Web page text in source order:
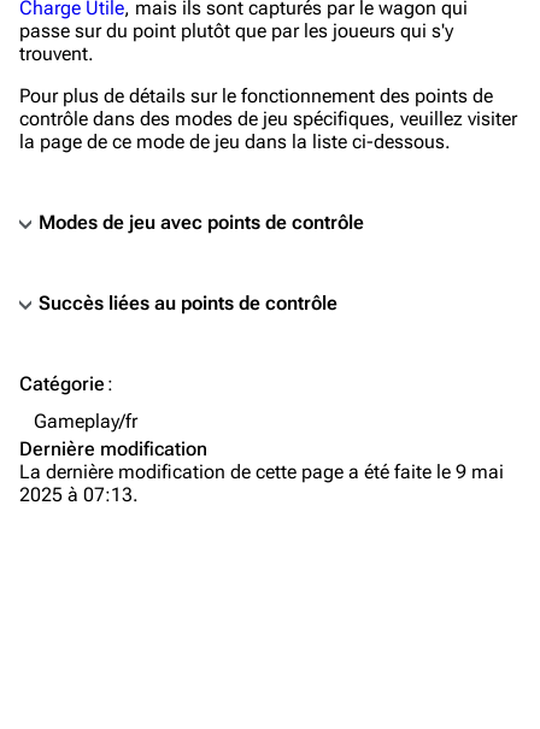
Page d’accueil
À propos
Charge Utile, mais ils sont capturés par le wagon qui
passe sur du point plutôt que par les joueurs qui s'y
trouvent.
Pour plus de détails sur le fonctionnement des points de
contrôle dans des modes de jeu spécifiques, veuillez visiter
la page de ce mode de jeu dans la liste ci-dessous.
Modes de jeu avec points de contrôle
Succès liées au points de contrôle
Catégorie :
Gameplay/fr
Dernière modification
La dernière modification de cette page a été faite le 9 mai
2025 à 07:13.